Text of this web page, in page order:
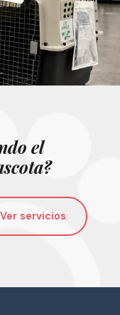
el
Ver servicios